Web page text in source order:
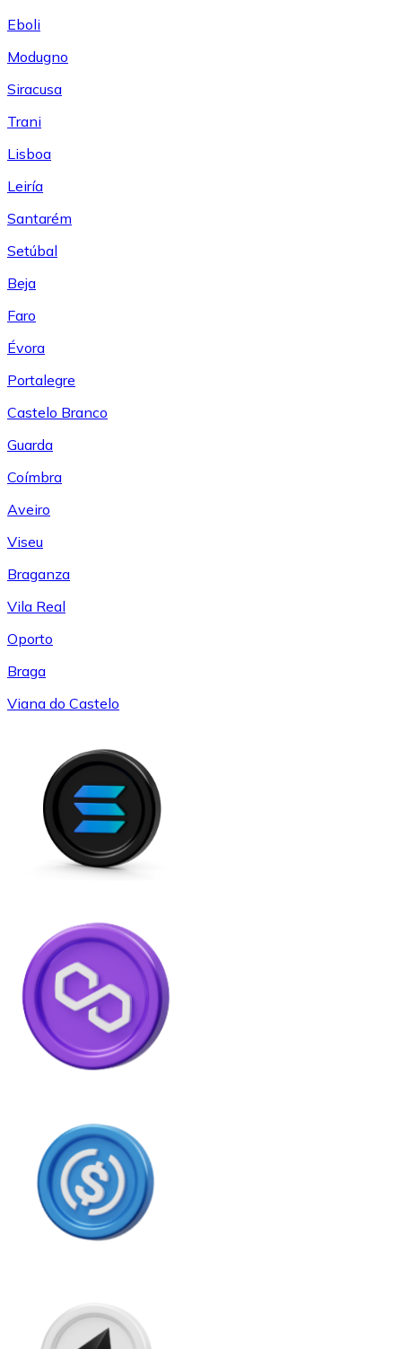
Eboli
Modugno
Siracusa
Trani
Lisboa
Leiría
Santarém
Setúbal
Beja
Faro
Évora
Portalegre
Castelo Branco
Guarda
Coímbra
Aveiro
Viseu
Braganza
Vila Real
Oporto
Braga
Viana do Castelo